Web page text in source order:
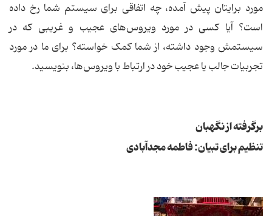
مورد برایتان پیش آمده، چه اتفاقی برای سیستم شما رخ داده
است؟ آیا کسی در مورد ویروس‌های عجیب و غریبی که در
سیستمش وجود داشته، از شما کمک خواسته؟ برای ما در مورد
تجربیات جالب یا عجیب خود در ارتباط با ویروس‌ها، بنویسید.
برگرفته از نگهبان
تنظیم برای تبیان: فاطمه مجدآبادی